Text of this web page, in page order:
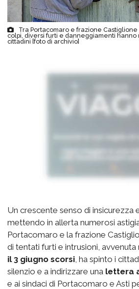
Tra Portacomaro e frazione
colpi, diversi furti e danneggiamenti hanno
cittadini [foto di archivio]
Un crescente senso di insicurezza
mettendo in allerta numerosi
Portacomaro e la frazione
di tentati furti e intrusioni,
il 3 giugno scorsi , ha spinto i
silenzio e a indirizzare una lettera
e ai sindaci di Portacomaro e Asti